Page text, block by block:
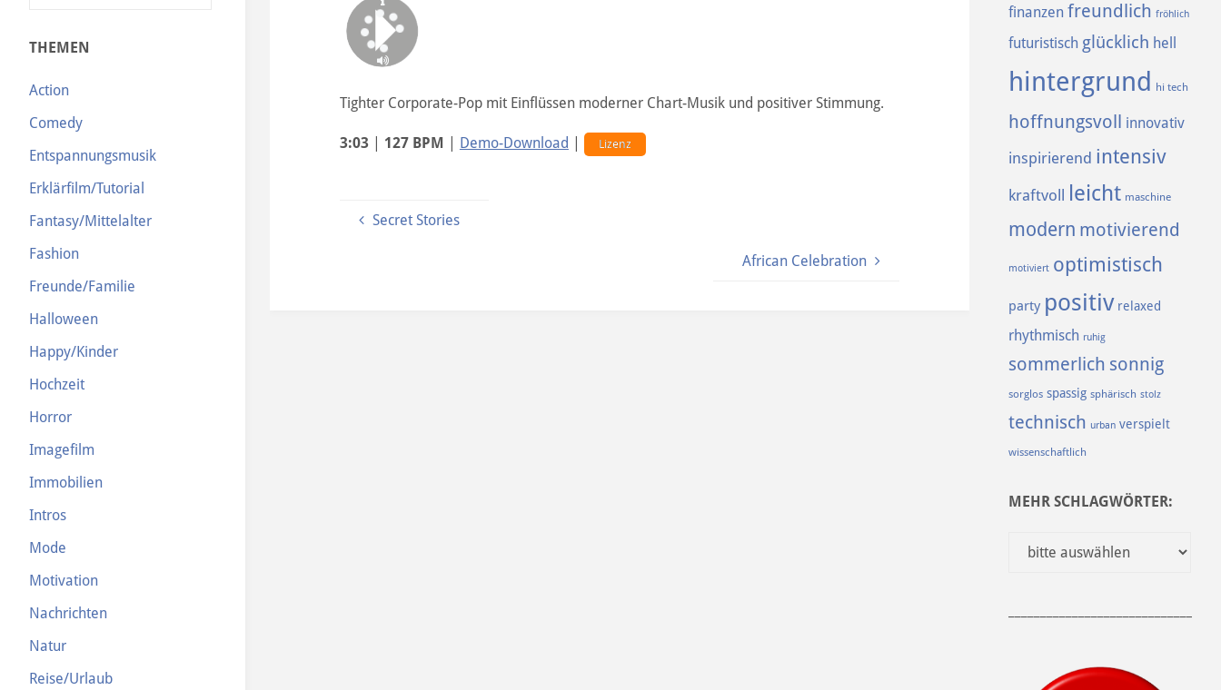
N
Tighter Corporate-Pop mit Einflüssen moderner Chart-Musik und positiver Stimmung.
3:03| 127 BPM Demo-Download Lizenz
Secret Stories
African Celebration
THEMEN
Action
Comedy
Entspannungsmusik
Erklärfilm/Tutorial
Fantasy/Mittelalter
Fashion
Freunde/Familie
Halloween
Happy/Kinder
Hochzeit
Horror
Imagefilm
Immobilien
Intros
Mode
Motivation
Nachrichten
Natur
Reise/Urlaub
finanzen freundlich fröhlich
futuristisch glücklich hell
hintergrund hi tech
hoffnungsvoll innovativ
inspirierend intensiv
kraftvoll leicht maschine
modern motivierend
motiviert optimistisch
party positiv relaxed
rhythmisch ruhig
sommerlich sonnig
sorglos spassig sphärisch stolz
technisch urban verspielt
wissenschaftlich
MEHR SCHLAGWÖRTER: